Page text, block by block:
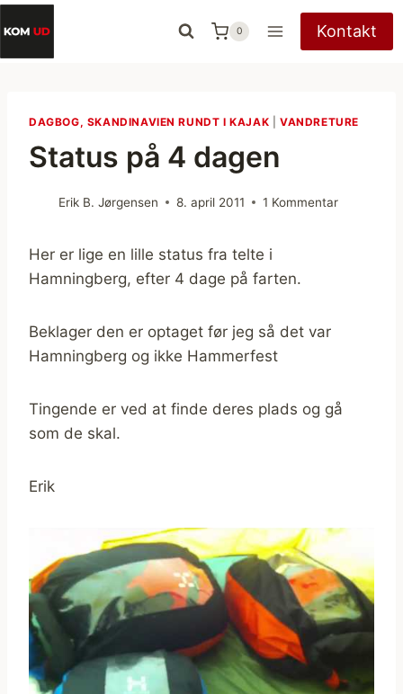
Fortsæt
til
indhold
0 Kontakt
DAGBOG, SKANDINAVIEN RUNDT I KAJAK |VANDRETURE
Status på 4 dagen
Erik B. Jørgensen 8. april 2011 1 Kommentar
Her er lige en lille status fra telte i
Hamningberg, efter 4 dage på farten.
Beklager den er optaget før jeg så det var
Hamningberg og ikke Hammerfest
Tingende er ved at finde deres plads og gå
som de skal.
Erik